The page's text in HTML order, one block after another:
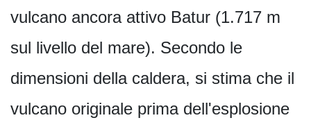
vulcano ancora attivo Batur (1.717 m
sul livello del mare). Secondo le
dimensioni della caldera, si stima che il
vulcano originale prima dell'esplosione